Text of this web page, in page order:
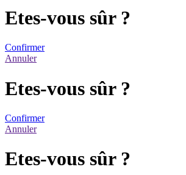
Etes-vous sûr ?
Confirmer
Annuler
Etes-vous sûr ?
Confirmer
Annuler
Etes-vous sûr ?